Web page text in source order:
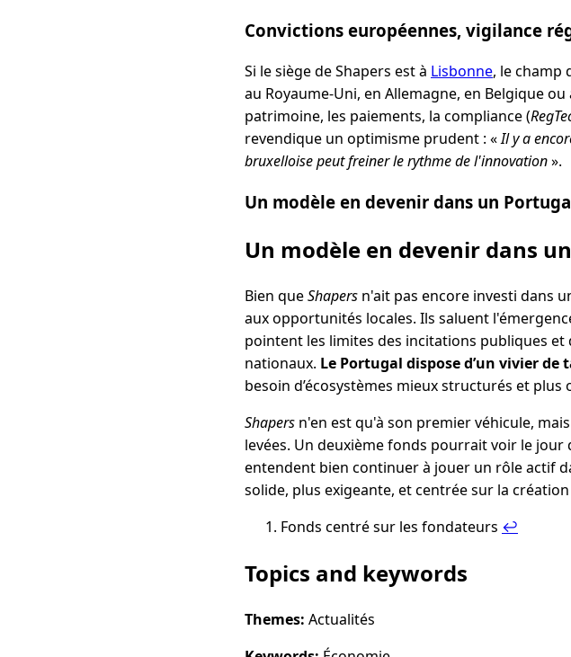
Convictions européennes, vigilance
Si le siège de Shapers est à Lisbonne, le champ
au Royaume-Uni, en Allemagne, en Belgique
patrimoine, les paiements, la compliance (
revendique un optimisme prudent : «Il y a
bruxelloise peut freiner le rythme de l'innovation».
Un modèle en devenir dans un
Un modèle en devenir dans
Bien queShapers n'ait pas encore investi dans
aux opportunités locales. Ils saluent
pointent les limites des incitations publiques
nationaux. Le Portugal dispose d’un vivier
besoin d’écosystèmes mieux structurés et
Shapers n'en est qu'à son premier véhicule,
levées. Un deuxième fonds pourrait voir le jour
entendent bien continuer à jouer un rôle actif
solide, plus exigeante, et centrée sur la
Fonds centré sur les fondateurs ↩︎
Topics and keywords
Themes: Actualités